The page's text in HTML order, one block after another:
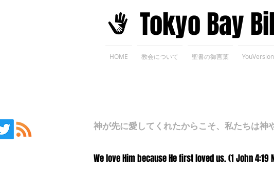
​Tokyo Bay
HOME 教会について 聖書の御言葉
神が先に愛してくれたからこそ、私たちは神
We love Him because He first loved us. (1 John 4:19